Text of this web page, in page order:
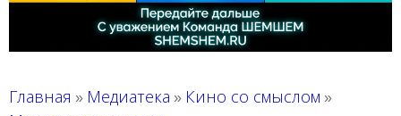
Главная » Медиатека » Кино со смыслом »